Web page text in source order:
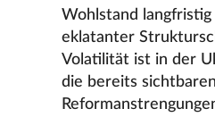
Wohlstand
eklatanter
Volatilität ist in der
die bereits